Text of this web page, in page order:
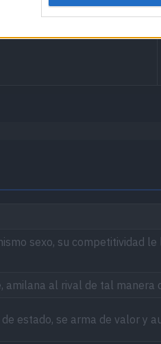
sexo, su competitividad
amilana al rival de tal manera
estado, se arma de valor y